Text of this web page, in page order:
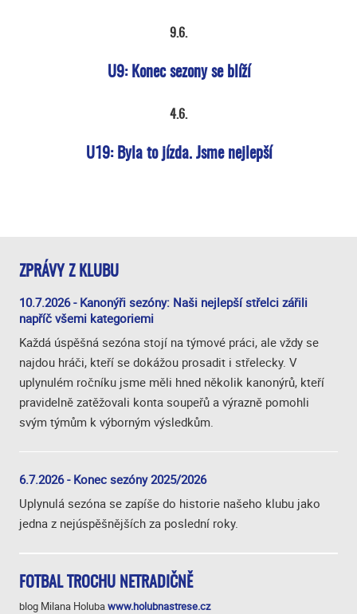
9.6.
U9: Konec sezony se blíží
4.6.
U19: Byla to jízda. Jsme nejlepší
ZPRÁVY Z KLUBU
10.7.2026 - Kanonýři sezóny: Naši nejlepší střelci zářili
napříč všemi kategoriemi
Každá úspěšná sezóna stojí na týmové práci, ale vždy se
najdou hráči, kteří se dokážou prosadit i střelecky. V
uplynulém ročníku jsme měli hned několik kanonýrů, kteří
pravidelně zatěžovali konta soupeřů a výrazně pomohli
svým týmům k výborným výsledkům.
6.7.2026 - Konec sezóny 2025/2026
Uplynulá sezóna se zapíše do historie našeho klubu jako
jedna z nejúspěšnějších za poslední roky.
FOTBAL TROCHU NETRADIČNĚ
blog Milana Holubawww.holubnastrese.cz